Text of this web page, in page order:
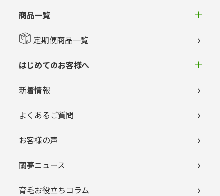
商品一覧
定期便商品一覧
はじめてのお客様へ
新着情報
よくあるご質問
お客様の声
蘭夢ニュース
育毛お役立ちコラム